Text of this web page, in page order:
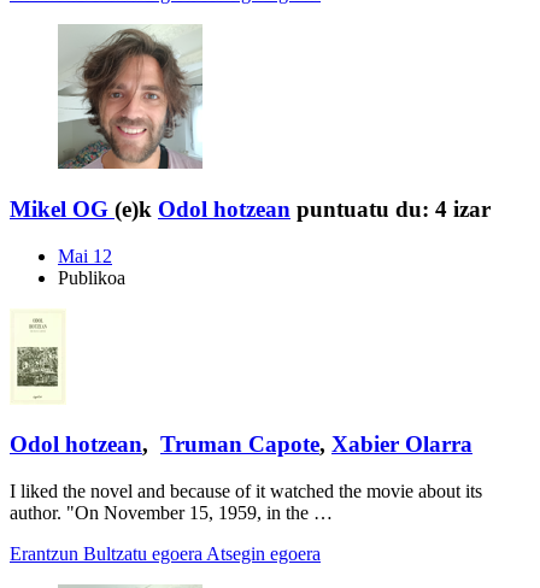
Mikel OG (e)k Odol hotzean puntuatu du: 4 izar
Mai 12
Publikoa
Odol hotzean, Truman Capote, Xabier Olarra
I liked the novel and because of it watched the movie about its
author. "On November 15, 1959, in the …
Erantzun Bultzatu egoera Atsegin egoera